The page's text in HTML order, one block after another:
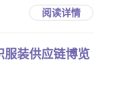
阅读详情
服装供应链博览